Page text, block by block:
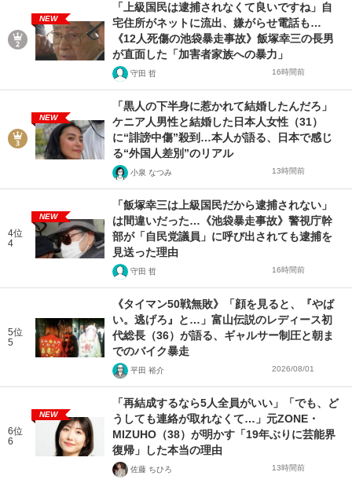
NEW
「上級国民は逮捕されなくて良いですね」自
宅住所がネットに流出、嫌がらせ電話も…
《12人死傷の池袋暴走事故》飯塚幸三の長男
が直面した「加害者家族への暴力」
守田 哲 16時間前
NEW
「黒人の下半身に惹かれて結婚したんだろ」
ケニア人男性と結婚した日本人女性（31）
に“誹謗中傷”殺到…本人が語る、日本で感じ
る“外国人差別”のリアル
小泉 なつみ 13時間前
4位
4
NEW
「飯塚幸三は上級国民だから逮捕されない」
は間違いだった…《池袋暴走事故》警視庁幹
部が「自民党議員」に呼び出されても逮捕を
見送った理由
守田 哲 16時間前
5位
5
《タイマン50戦無敗》「顔を見ると、『やば
い。逃げろ』と…」富山伝説のレディース初
代総長（36）が語る、ギャルサー制圧と朝ま
でのバイク暴走
平田 裕介 2026/08/01
6位
6
NEW
「再結成するなら5人全員がいい」「でも、ど
うしても連絡が取れなくて…」元ZONE・
MIZUHO（38）が明かす「19年ぶりに芸能界
復帰」した本当の理由
佐藤 ちひろ 13時間前